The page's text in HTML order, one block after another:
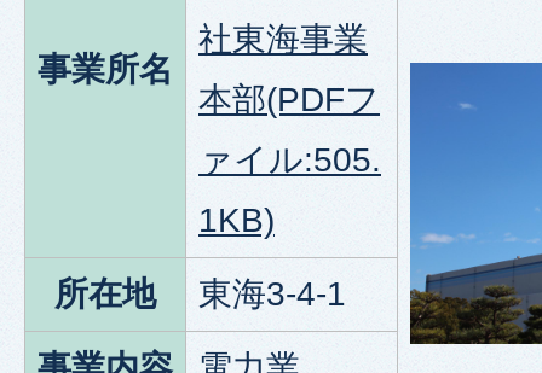
事業所名
社東海事業
本部(PDFフ
ァイル:505.
1KB)
所在地
東海3-4-1